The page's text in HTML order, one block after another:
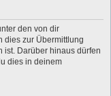
den von dir
dies zur Übermittlung
ist. Darüber hinaus dürfen
dies in deinem